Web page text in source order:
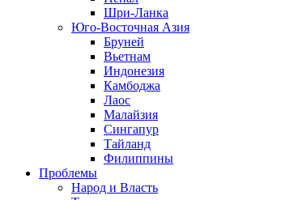
Шри-Ланка
Юго-Восточная Азия
Бруней
Вьетнам
Индонезия
Камбоджа
Лаос
Малайзия
Сингапур
Тайланд
Филиппины
Проблемы
Народ и Власть